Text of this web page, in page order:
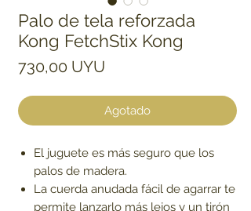
Palo de tela reforzada
Kong FetchStix Kong
730,00 UYU
Agotado
El juguete es más seguro que los
palos de madera.
La cuerda anudada fácil de agarrar te
permite lanzarlo más lejos y un tirón